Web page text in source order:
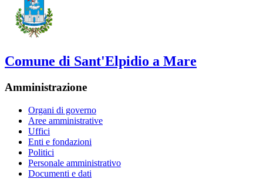
Comune di Sant'Elpidio a Mare
Amministrazione
Organi di governo
Aree amministrative
Uffici
Enti e fondazioni
Politici
Personale amministrativo
Documenti e dati